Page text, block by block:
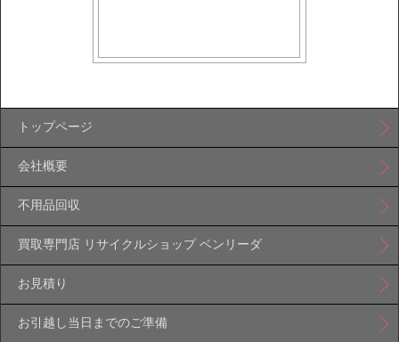
トップページ
会社概要
不用品回収
買取専門店 リサイクルショップ ベンリーダ
お見積り
お引越し当日までのご準備